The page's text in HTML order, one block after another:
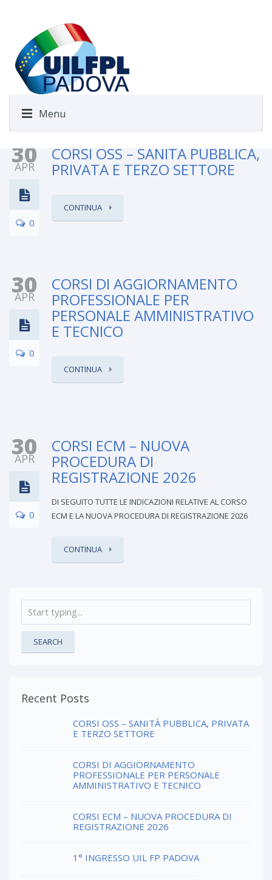
Menu
30
APR
0
CORSI OSS – SANITÀ PUBBLICA,
PRIVATA E TERZO SETTORE
CONTINUA
30
APR
0
CORSI DI AGGIORNAMENTO
PROFESSIONALE PER
PERSONALE AMMINISTRATIVO
E TECNICO
CONTINUA
30
APR
0
CORSI ECM – NUOVA
PROCEDURA DI
REGISTRAZIONE 2026
DI SEGUITO TUTTE LE INDICAZIONI RELATIVE AL CORSO
ECM E LA NUOVA PROCEDURA DI REGISTRAZIONE 2026
CONTINUA
SEARCH
Recent Posts
CORSI OSS – SANITÀ PUBBLICA, PRIVATA
E TERZO SETTORE
CORSI DI AGGIORNAMENTO
PROFESSIONALE PER PERSONALE
AMMINISTRATIVO E TECNICO
CORSI ECM – NUOVA PROCEDURA DI
REGISTRAZIONE 2026
1° INGRESSO UIL FP PADOVA